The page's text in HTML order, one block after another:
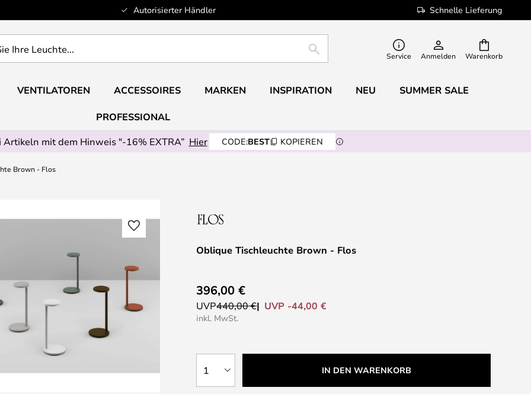
Autorisierter Händler Schnelle Lieferung
Warenkorb
SUCHE Service Anmelden
VENTILATOREN ACCESSOIRES MARKEN INSPIRATION NEU SUMMER SALE
PROFESSIONAL
mit dem Hinweis "-16% EXTRA” Hier CODE:BEST KOPIEREN
Brown - Flos
Oblique Tischleuchte Brown - Flos
396,00 €
UVP440,00 € UVP -44,00 €
inkl. MwSt.
1 IN DEN WARENKORB